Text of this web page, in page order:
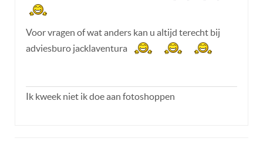
Voor vragen of wat anders kan u altijd terecht bij
adviesburo jacklaventura
Ik kweek niet ik doe aan fotoshoppen